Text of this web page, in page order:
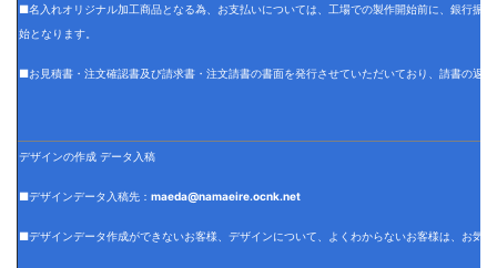
■名入れオリジナル加工商品となる為、お支払いについては、工場での製作開始前に、銀行振
始となります。
■お見積書・注文確認書及び請求書・注文請書の書面を発行させていただいており、請書の返
デザインの作成 データ入稿
■デザインデータ入稿先： maeda@namaeire.ocnk.net
■デザインデータ作成ができないお客様、デザインについて、よくわからないお客様は、お気